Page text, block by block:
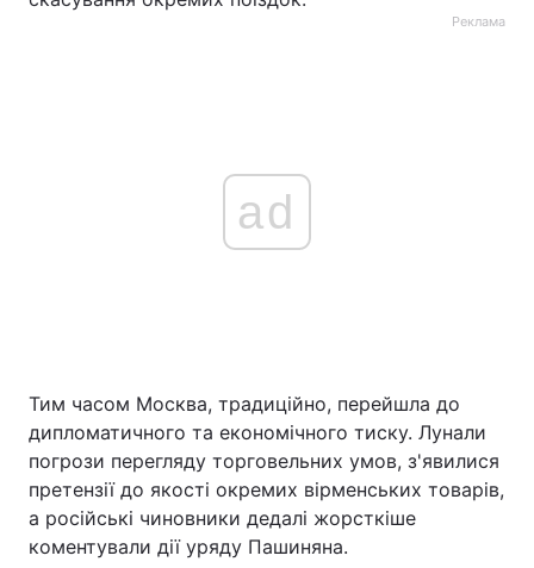
Реклама
ad
Тим часом Москва, традиційно, перейшла до
дипломатичного та економічного тиску. Лунали
погрози перегляду торговельних умов, з'явилися
претензії до якості окремих вірменських товарів,
а російські чиновники дедалі жорсткіше
коментували дії уряду Пашиняна.